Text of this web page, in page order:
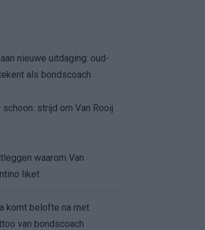
nieuwe uitdaging: oud-
als bondscoach
strijd om Van Rooij
waarom Van
liket
komt belofte na met
van bondscoach